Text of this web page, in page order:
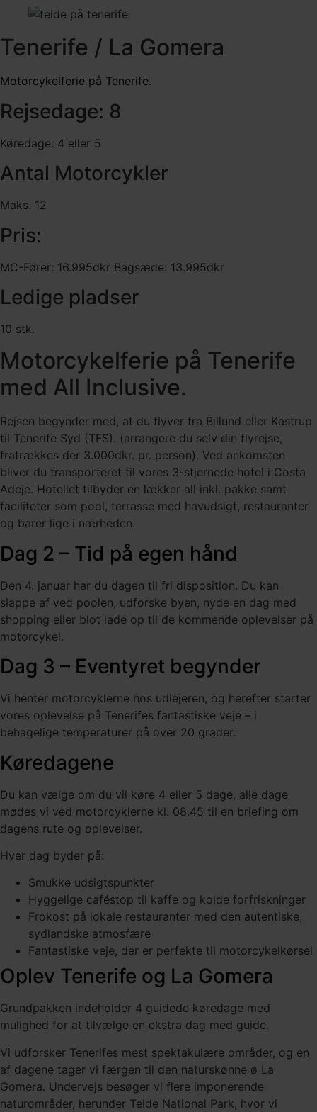
Tenerife / La Gomera
Motorcykelferie på Tenerife.
Rejsedage: 8
Køredage: 4 eller 5
Antal Motorcykler
Maks. 12
Pris:
MC-Fører: 16.995dkr Bagsæde: 13.995dkr
Ledige pladser
10 stk.
Motorcykelferie på Tenerife
med All Inclusive.
Rejsen begynder med, at du flyver fra Billund eller Kastrup
til Tenerife Syd (TFS). (arrangere du selv din flyrejse,
fratrækkes der 3.000dkr. pr. person). Ved ankomsten
bliver du transporteret til vores 3-stjernede hotel i Costa
Adeje. Hotellet tilbyder en lækker all inkl. pakke samt
faciliteter som pool, terrasse med havudsigt, restauranter
og barer lige i nærheden.
Dag 2 – Tid på egen hånd
Den 4. januar har du dagen til fri disposition. Du kan
slappe af ved poolen, udforske byen, nyde en dag med
shopping eller blot lade op til de kommende oplevelser på
motorcykel.
Dag 3 – Eventyret begynder
Vi henter motorcyklerne hos udlejeren, og herefter starter
vores oplevelse på Tenerifes fantastiske veje – i
behagelige temperaturer på over 20 grader.
Køredagene
Du kan vælge om du vil køre 4 eller 5 dage, alle dage
mødes vi ved motorcyklerne kl. 08.45 til en briefing om
dagens rute og oplevelser.
Hver dag byder på:
Smukke udsigtspunkter
Hyggelige caféstop til kaffe og kolde forfriskninger
Frokost på lokale restauranter med den autentiske,
sydlandske atmosfære
Fantastiske veje, der er perfekte til motorcykelkørsel
Oplev Tenerife og La Gomera
Grundpakken indeholder 4 guidede køredage med
mulighed for at tilvælge en ekstra dag med guide.
Vi udforsker Tenerifes mest spektakulære områder, og en
af dagene tager vi færgen til den naturskønne ø La
Gomera. Undervejs besøger vi flere imponerende
naturområder, herunder Teide National Park, hvor vi